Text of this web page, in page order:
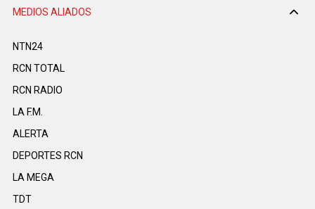
MEDIOS ALIADOS
NTN24
RCN TOTAL
RCN RADIO
LA F.M.
ALERTA
DEPORTES RCN
LA MEGA
TDT